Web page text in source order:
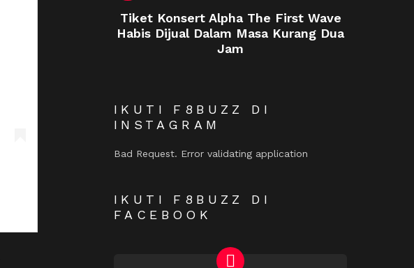
Tiket Konsert Alpha The First Wave
Habis Dijual Dalam Masa Kurang Dua
Jam
IKUTI F8BUZZ DI
INSTAGRAM
Bad Request. Error validating application
IKUTI F8BUZZ DI
FACEBOOK